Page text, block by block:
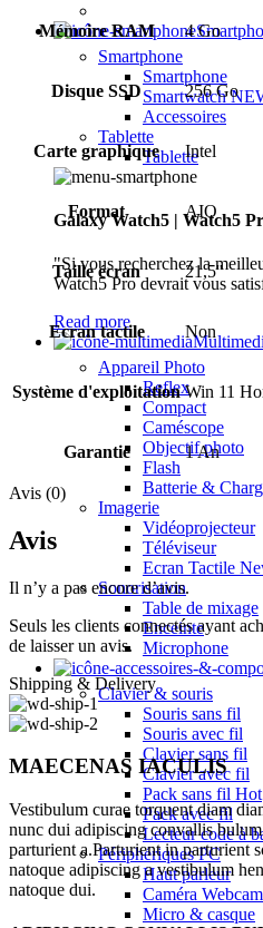
Smartphone
Smartphone
Smartwatch
Accessoires
Tablette
Tablette
Galaxy Watch5 | Watch5
"Si vous recherchez la
Watch5 Pro devrait vous
Read more
Appareil Photo
Reflex
Compact
Caméscope
Objectif photo
Flash
Batterie &
Imagerie
Vidéoprojecteur
Téléviseur
Ecran Tactile
Sonorisation
Table de mixage
Enceinte
Microphone
Clavier & souris
Souris sans fil
Souris avec fil
Clavier sans fil
Clavier avec fil
Pack sans fil Hot
Pack avec fil
Lecteur code à
Périphériques PC
Haut parleur
Caméra Webcam
Micro & casque
Mémoire RAM 4 Go
Disque SSD 256 Go
Carte graphique Intel
Format AIO
Taille écran 21,5''
Ecran tactile Non
Système d'exploitation Win 11
Garantie 1 An
Avis (0)
Avis
Il n’y a pas encore d’avis.
Seuls les clients connectés ayant
de laisser un avis.
Shipping & Delivery
MAECENAS IACULIS
Vestibulum curae torquent diam
nunc dui adipiscing convallis
parturient a.Parturient in parturient
natoque adipiscing a vestibulum
natoque dui.